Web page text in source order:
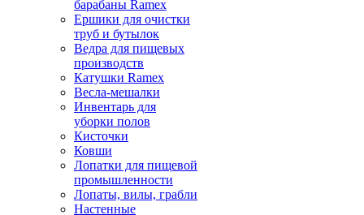
барабаны Ramex
Ершики для очистки
труб и бутылок
Ведра для пищевых
производств
Катушки Ramex
Весла-мешалки
Инвентарь для
уборки полов
Кисточки
Ковши
Лопатки для пищевой
промышленности
Лопаты, вилы, грабли
Настенные